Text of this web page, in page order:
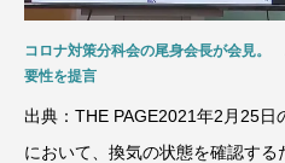
コロナ対策分科会の尾身会長が会見。
要性を提言
出典：THE PAGE2021年2月25日
において、換気の状態を確認す